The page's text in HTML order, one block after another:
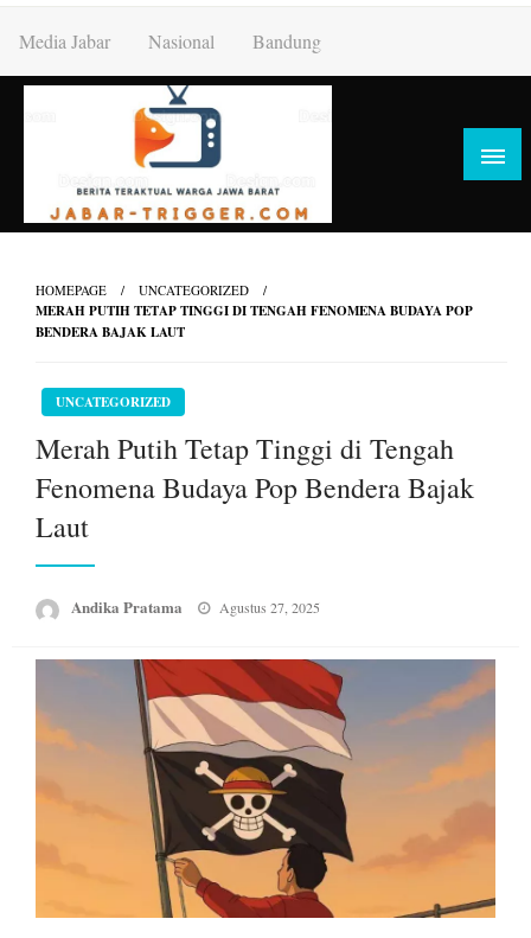
content
Media Jabar Nasional Bandung
HOMEPAGE UNCATEGORIZED
MERAH PUTIH TETAP TINGGI DI TENGAH FENOMENA BUDAYA POP
BENDERA BAJAK LAUT
UNCATEGORIZED
Merah Putih Tetap Tinggi di Tengah
Fenomena Budaya Pop Bendera Bajak
Laut
Andika Pratama
Posted
Agustus 27, 2025